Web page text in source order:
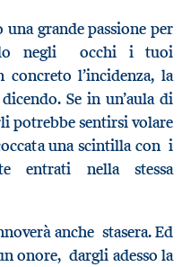
grande passione per
negli occhi i tuoi
l’incidenza, la
Se in un’aula di
potrebbe sentirsi volare
una scintilla con i
entrati nella stessa
anche stasera. Ed
onore, dargli adesso la